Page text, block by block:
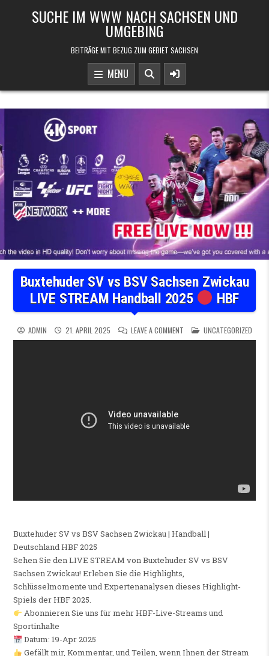
SUCHE IM WWW NACH SACHSEN UND
UMGEBING
BEITRÄGE MIT BEZUG ZUM GEBIET SACHSEN
MENU
Buxtehuder SV vs BSV Sachsen Zwickau
LIVE STREAM Handball 2025
HBF
ADMIN 21. APRIL 2025 LEAVE A COMMENTON BUXTEHUDER SV VS
POSTED IN
UNCATEGORIZED
Buxtehuder SV vs BSV Sachsen Zwickau | Handball |
Deutschland HBF 2025
Sehen Sie den LIVE STREAM von Buxtehuder SV vs BSV
Sachsen Zwickau! Erleben Sie die Highlights,
Schlüsselmomente und Expertenanalysen dieses Highlight-
Spiels der HBF 2025.
Abonnieren Sie uns für mehr HBF-Live-Streams und
Sportinhalte
Datum: 19-Apr 2025
Gefällt mir, Kommentar, und Teilen, wenn Ihnen der Stream